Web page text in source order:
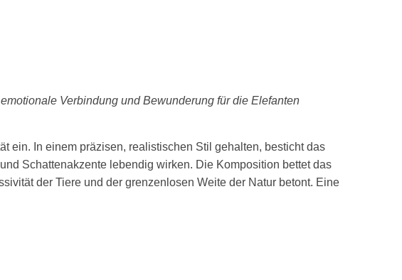
Verbindung und Bewunderung für die Elefanten
ein. In einem präzisen, realistischen Stil gehalten, besticht das
Schattenakzente lebendig wirken. Die Komposition bettet das
der Tiere und der grenzenlosen Weite der Natur betont. Eine